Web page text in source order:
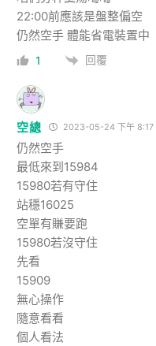
22:00前應該是盤整偏空
仍然空手 體能省電裝置中
1 回覆
空總 2023-05-24 下午 8:17
仍然空手
最低來到15984
15980若有守住
站穩16025
空單有賺要跑
15980若沒守住
先看
15909
無心操作
隨意看看
個人看法